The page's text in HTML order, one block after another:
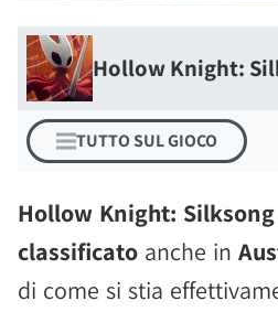
Hollow Knight:
TUTTO SUL GIOCO
Hollow Knight: Silksong
classificato anche in
di come si stia